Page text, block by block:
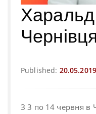
Published: 20.05.2019
З 3 по 14 червня в